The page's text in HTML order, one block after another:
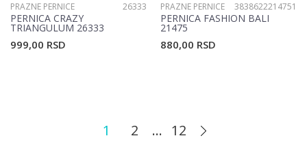
PRAZNE PERNICE 26333
PERNICA CRAZY
TRIANGULUM 26333
999,00 RSD
PRAZNE PERNICE 3838622214751
PERNICA FASHION BALI
21475
880,00 RSD
1 2 ... 12